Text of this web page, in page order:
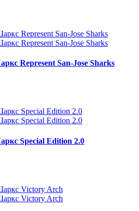
Represent San-Jose Sharks
Special Edition 2.0